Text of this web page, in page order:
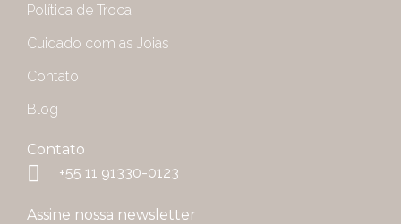
Política de Troca
Cuidado com as Joias
Contato
Blog
Contato
+55 11 91330-0123
Assine nossa newsletter